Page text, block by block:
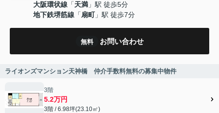
大阪環状線 「天満 」駅 徒歩5分
地下鉄堺筋線 「扇町」駅 徒歩7分
無料 お問い合わせ
ライオンズマンション天神橋 仲介手数料無料の募集中物件
3階
5.2万円
3階 / 6.98坪(23.10㎡)